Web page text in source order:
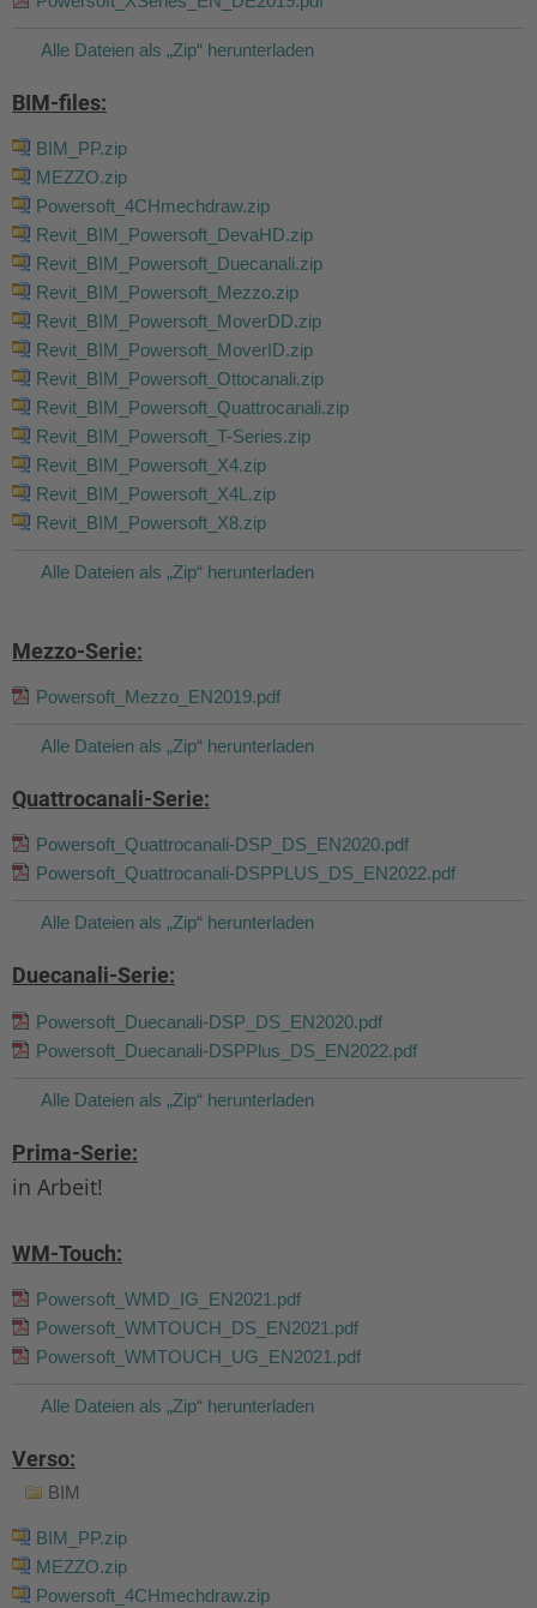
Alle Dateien als „Zip“ herunterladen
BIM-files:
BIM_PP.zip
MEZZO.zip
Powersoft_4CHmechdraw.zip
Revit_BIM_Powersoft_DevaHD.zip
Revit_BIM_Powersoft_Duecanali.zip
Revit_BIM_Powersoft_Mezzo.zip
Revit_BIM_Powersoft_MoverDD.zip
Revit_BIM_Powersoft_MoverID.zip
Revit_BIM_Powersoft_Ottocanali.zip
Revit_BIM_Powersoft_Quattrocanali.zip
Revit_BIM_Powersoft_T-Series.zip
Revit_BIM_Powersoft_X4.zip
Revit_BIM_Powersoft_X4L.zip
Revit_BIM_Powersoft_X8.zip
Alle Dateien als „Zip“ herunterladen
Mezzo-Serie:
Powersoft_Mezzo_EN2019.pdf
Alle Dateien als „Zip“ herunterladen
Quattrocanali-Serie:
Powersoft_Quattrocanali-DSP_DS_EN2020.pdf
Powersoft_Quattrocanali-DSPPLUS_DS_EN2022.pdf
Alle Dateien als „Zip“ herunterladen
Duecanali-Serie:
Powersoft_Duecanali-DSP_DS_EN2020.pdf
Powersoft_Duecanali-DSPPlus_DS_EN2022.pdf
Alle Dateien als „Zip“ herunterladen
Prima-Serie:
in Arbeit!
WM-Touch:
Powersoft_WMD_IG_EN2021.pdf
Powersoft_WMTOUCH_DS_EN2021.pdf
Powersoft_WMTOUCH_UG_EN2021.pdf
Alle Dateien als „Zip“ herunterladen
Verso:
BIM
BIM_PP.zip
MEZZO.zip
Powersoft_4CHmechdraw.zip